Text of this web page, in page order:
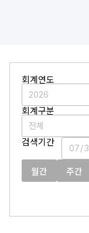
회계연도
회계구분
검색기간
월간
주간